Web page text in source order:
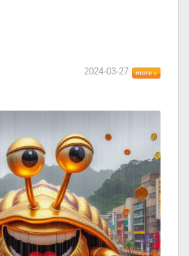
2024-03-27